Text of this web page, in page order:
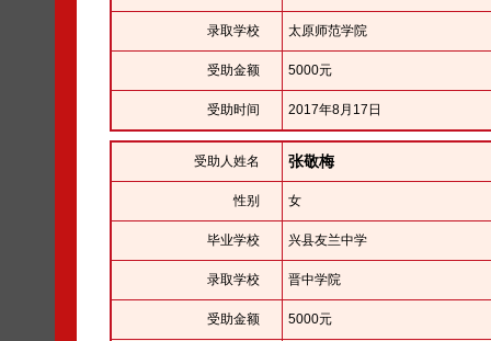
录取学校 太原师范学院
受助金额 5000元
受助时间 2017年8月17日
受助人姓名 张敬梅
性别 女
毕业学校 兴县友兰中学
录取学校 晋中学院
受助金额 5000元